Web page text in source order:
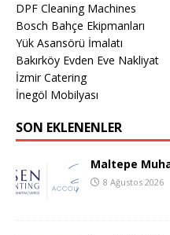
DPF Cleaning Machines
Bosch Bahçe Ekipmanları
Yük Asansörü İmalatı
Bakırköy Evden Eve Nakliyat
İzmir Catering
İnegöl Mobilyası
SON EKLENENLER
Maltepe
8 Ağustos 2026